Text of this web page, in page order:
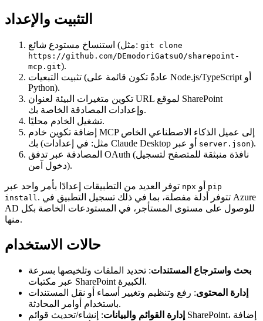
التثبيت والإعداد
استنساخ مستودع شائع (مثل: git clone
https://github.com/DEmodoriGatsuO/sharepoint-
mcp.git).
تثبيت التبعيات (عادةً تكون قائمة على Node.js/TypeScript أو
Python).
تكوين متغيرات البيئة لعنوان URL لموقع SharePoint
وإعدادات المصادقة الخاصة بك.
تشغيل الخادم محليًا.
إضافة تكوين خادم MCP إلى عميل الذكاء الاصطناعي الخاص
server.json).
المصادقة عبر تدفق OAuth (نافذة منبثقة للمتصفح لتسجيل
دخول آمن).
npx
pip
install. تتوفر أدلة مفصلة، بما في ذلك تسجيل التطبيق في Azure
AD للوصول على مستوى المستأجر، في المستودعات الخاصة بكل
منها.
حالات الاستخدام
بحث واسترجاع المستندات: تحديد الملفات وتلخيصها بسرعة
عبر مكتبات SharePoint الكبيرة.
إدارة المحتوى: رفع وتنظيم وتغيير أسماء أو نقل المستندات
باستخدام أوامر المحادثة.
إدارة القوائم والبيانات: إنشاء/تحديث قوائم SharePoint، إضافة